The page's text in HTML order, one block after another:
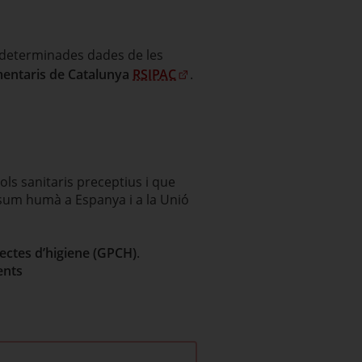
dades de les
de Catalunya RSIPAC .
sanitaris preceptius i que
humà a Espanya i a la Unió
d’higiene (GPCH).